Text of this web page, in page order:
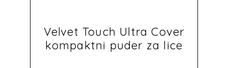
Velvet Touch Ultra Cover
kompaktni puder za lice